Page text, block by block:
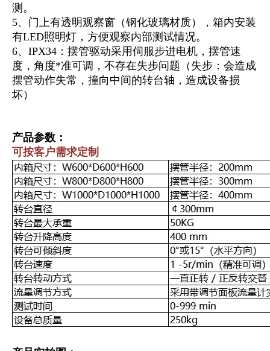
测。
5、门上有透明观察窗（钢化玻璃材质），箱内安装
有LED照明灯，方便观察内部测试情况。
6、IPX34：摆管驱动采用伺服步进电机，摆管速
度，角度*准可调，不存在失步问题（失步：会造成
摆管动作失常，撞向中间的转台轴，造成设备损
坏）
产品参数：
可按客户需求定制